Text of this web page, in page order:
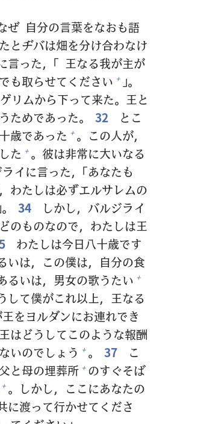
ぜ 自分の言葉をなおも語
とヂバは畑を分け合わなけ
言った，「 王なる我が主が
でも取らせてください + 」。
リムから下って来た。 王と
うためであった。 32
とこ
十歳であった + 。この人が，
した + 。 彼は非常に大いなる
イに言った，「あなたも
わたしは必ずエルサレムの
」。 34
しかし，バルジライ
のものなので，わたしは王
わたしは今日八十歳です
いは，この僕は， 自分の食
るいは， 男女の歌うたい +
して僕がこれ以上， 王なる
王をヨルダンにお連れでき
王はどうしてこのような報酬
いのでしょう + 。 37
こ
父と母の埋葬所 + のすぐそば
+ 。しかし，ここにあなたの
に渡って行かせてくださ